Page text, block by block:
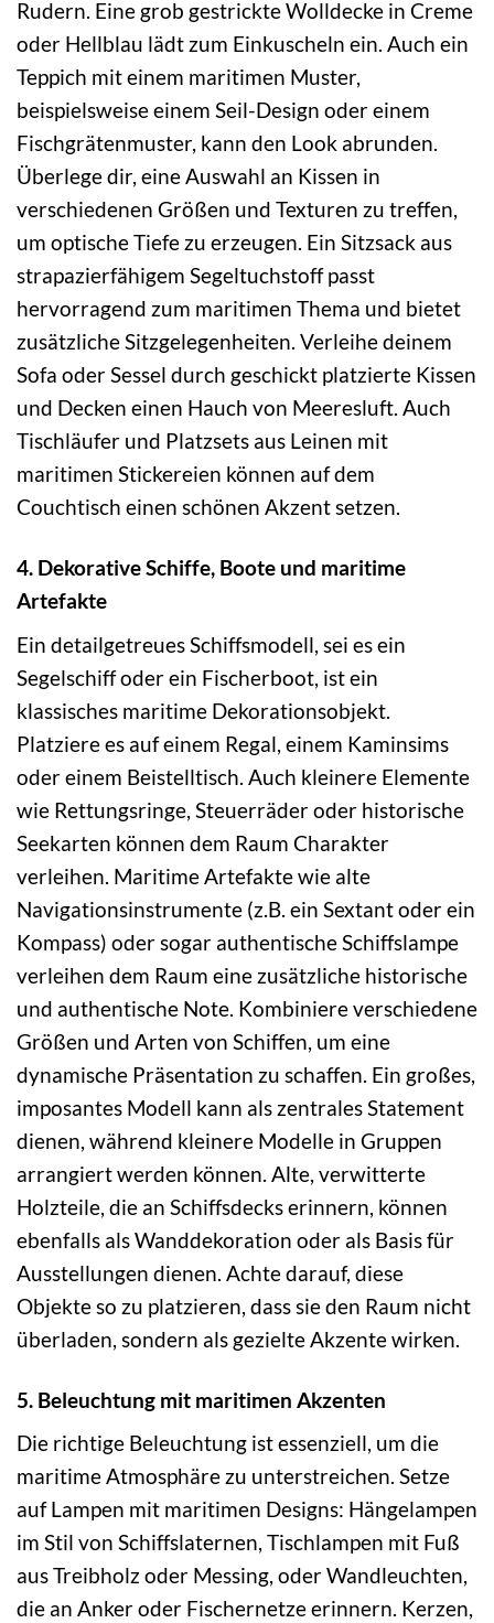
Rudern. Eine grob gestrickte Wolldecke in Creme
oder Hellblau lädt zum Einkuscheln ein. Auch ein
Teppich mit einem maritimen Muster,
beispielsweise einem Seil-Design oder einem
Fischgrätenmuster, kann den Look abrunden.
Überlege dir, eine Auswahl an Kissen in
verschiedenen Größen und Texturen zu treffen,
um optische Tiefe zu erzeugen. Ein Sitzsack aus
strapazierfähigem Segeltuchstoff passt
hervorragend zum maritimen Thema und bietet
zusätzliche Sitzgelegenheiten. Verleihe deinem
Sofa oder Sessel durch geschickt platzierte Kissen
und Decken einen Hauch von Meeresluft. Auch
Tischläufer und Platzsets aus Leinen mit
maritimen Stickereien können auf dem
Couchtisch einen schönen Akzent setzen.
4. Dekorative Schiffe, Boote und maritime
Artefakte
Ein detailgetreues Schiffsmodell, sei es ein
Segelschiff oder ein Fischerboot, ist ein
klassisches maritime Dekorationsobjekt.
Platziere es auf einem Regal, einem Kaminsims
oder einem Beistelltisch. Auch kleinere Elemente
wie Rettungsringe, Steuerräder oder historische
Seekarten können dem Raum Charakter
verleihen. Maritime Artefakte wie alte
Navigationsinstrumente (z.B. ein Sextant oder ein
Kompass) oder sogar authentische Schiffslampe
verleihen dem Raum eine zusätzliche historische
und authentische Note. Kombiniere verschiedene
Größen und Arten von Schiffen, um eine
dynamische Präsentation zu schaffen. Ein großes,
imposantes Modell kann als zentrales Statement
dienen, während kleinere Modelle in Gruppen
arrangiert werden können. Alte, verwitterte
Holzteile, die an Schiffsdecks erinnern, können
ebenfalls als Wanddekoration oder als Basis für
Ausstellungen dienen. Achte darauf, diese
Objekte so zu platzieren, dass sie den Raum nicht
überladen, sondern als gezielte Akzente wirken.
5. Beleuchtung mit maritimen Akzenten
Die richtige Beleuchtung ist essenziell, um die
maritime Atmosphäre zu unterstreichen. Setze
auf Lampen mit maritimen Designs: Hängelampen
im Stil von Schiffslaternen, Tischlampen mit Fuß
aus Treibholz oder Messing, oder Wandleuchten,
die an Anker oder Fischernetze erinnern. Kerzen,